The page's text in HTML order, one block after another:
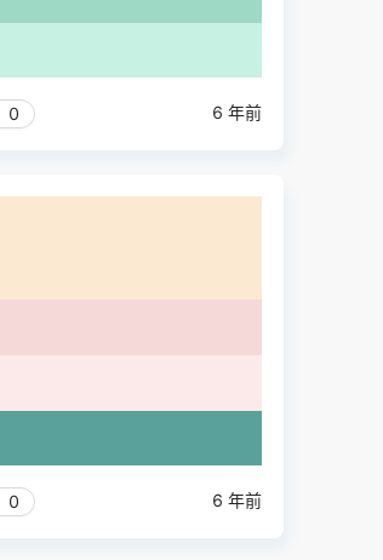
0 6 年前
0 6 年前